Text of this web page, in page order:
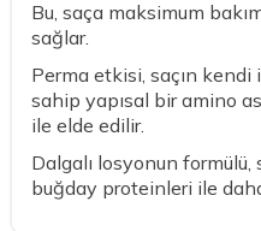
Bu, saça maksimum
sağlar.
Perma etkisi, saçın kendi
sahip yapısal bir amino
ile elde edilir.
Dalgalı losyonun formülü,
buğday proteinleri ile